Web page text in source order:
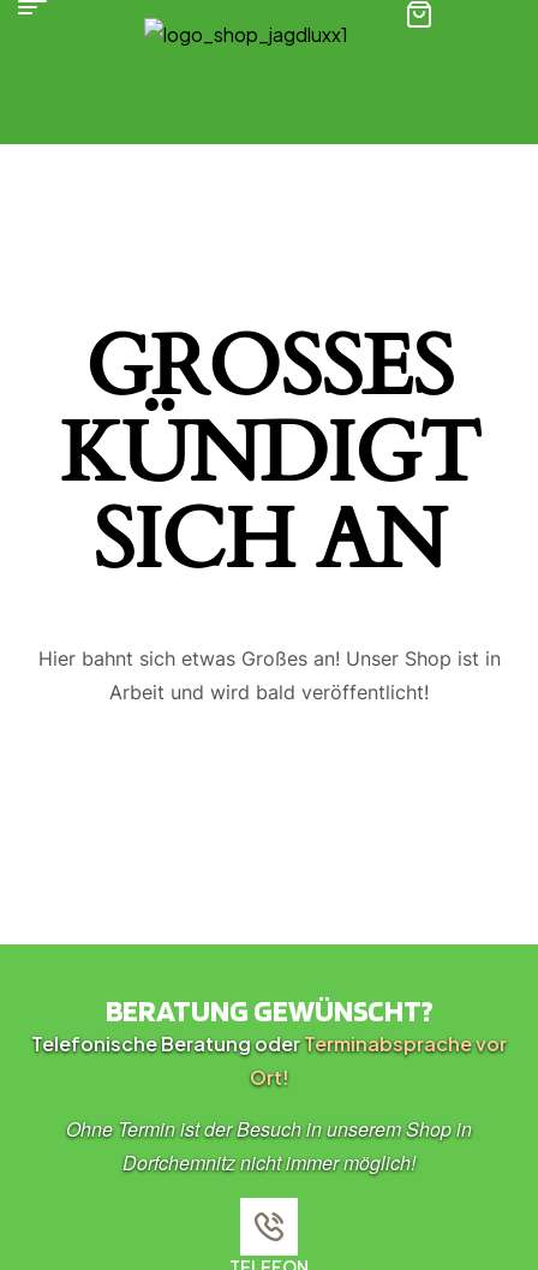
GROSSES K
ÜNDIGT S
ICH AN
Hier bahnt sich etwas Großes an! Unser Shop ist in
Arbeit und wird bald veröffentlicht!
BERATUNG GEWÜNSCHT?
Telefonische Beratung oderTerminabsprache vor
Ort!
Ohne Termin ist der Besuch in unserem Shop in
Dorfchemnitz nicht immer möglich!